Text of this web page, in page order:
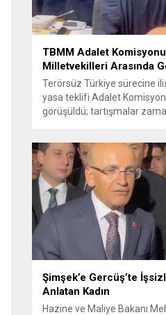
TBMM Adalet
Milletvekilleri Arasında
Terörsüz Türkiye sürecine
yasa teklifi Adalet
görüşüldü; tartışmalar
milletvekilleri arasında sözlü
yaşandı, daha sonra fiziksel
Görüşme sırasında İyi Parti
milletvekilleri arasında söz
başladı; taraflar birbirlerini
eleştirdi. Tartışma...
Şimşek’e Gercüş’te
Anlatan Kadın
Hazine ve Maliye Bakanı